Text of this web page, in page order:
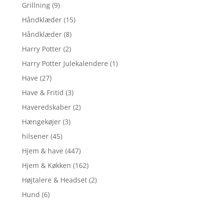
Grillning (9)
Håndklæder (15)
Håndklæder (8)
Harry Potter (2)
Harry Potter Julekalendere (1)
Have (27)
Have & Fritid (3)
Haveredskaber (2)
Hængekøjer (3)
hilsener (45)
Hjem & have (447)
Hjem & Køkken (162)
Højtalere & Headset (2)
Hund (6)